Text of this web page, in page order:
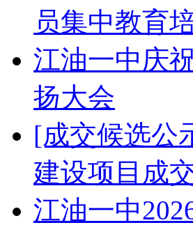
员集中教育
江油一中庆
扬大会
[成交候选公
建设项目成
江油一中